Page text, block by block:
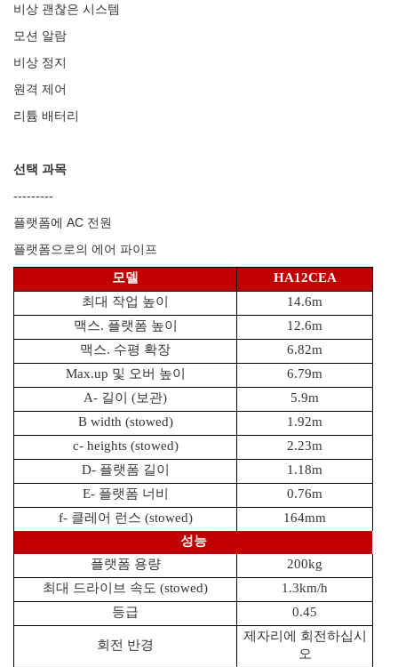
비상 괜찮은 시스템
모션 알람
비상 정지
원격 제어
리튬 배터리
선택 과목
---------
플랫폼에 AC 전원
플랫폼으로의 에어 파이프
모델
HA12CEA
최대 작업 높이
14.6m
맥스. 플랫폼 높이
12.6m
맥스. 수평 확장
6.82m
Max.up 및 오버 높이
6.79m
A- 길이 (보관)
5.9m
B width (stowed)
1.92m
c- heights (stowed)
2.23m
D- 플랫폼 길이
1.18m
E- 플랫폼 너비
0.76m
f- 클레어 런스 (stowed)
164mm
성능
플랫폼 용량
200kg
최대 드라이브 속도 (stowed)
1.3km/h
등급
0.45
회전 반경
제자리에 회전하십시
오